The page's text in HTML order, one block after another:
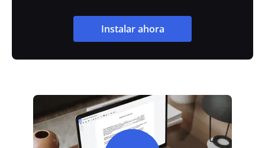
Instalar ahora